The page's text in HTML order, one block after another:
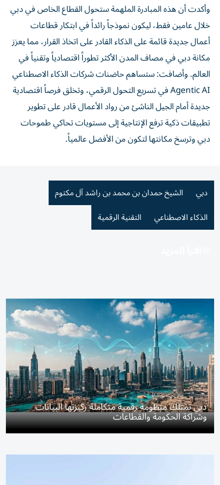
وأكدت أن هذه المبادرة الملهمة ستحول القطاع الخاص في دبي
خلال عامين فقط، ليكون نموذجاً رائداً في ابتكار قطاعات
أعمال جديدة قائمة على الذكاء القادر على اتخاذ القرار، مما يعزز
مكانة دبي في مصاف المدن الأكثر تطوراً اقتصادياً وتقنياً في
العالم. وأضافت: ستساهم حاضنات شركات الذكاء الاصطناعي
Agentic AI في تسريع التحول الرقمي، وتخلق فرصاً اقتصادية
جديدة أمام الجيل الناشئ من رواد الأعمال قادر على تطوير
تطبيقات ذكية ترفع الإنتاجية إلى مستويات تحاكي طموحات
دبي وترسخ مكانتها لتكون من الأفضل عالمياً.
دبي
الشيخ حمدان بن محمد بن راشد آل مكتوم
الذكاء الاصطناعي
التقنية الرقمية
دبي تمتلك منظومة رقمية متكاملة ركيزتها البيانات
وشراكة الحكومة والقطاعات